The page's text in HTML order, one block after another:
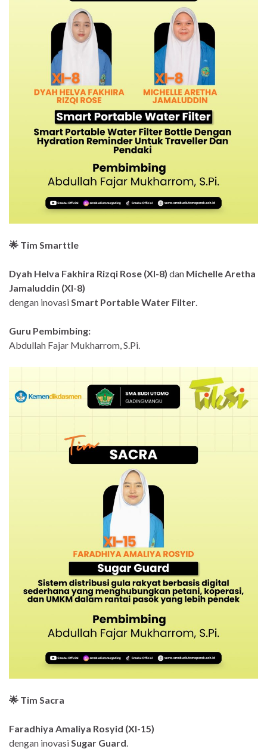
🌟 Tim Smarttle
Dyah Helva Fakhira Rizqi Rose (XI-8) dan Michelle Aretha
Jamaluddin (XI-8)
dengan inovasiSmart Portable Water Filter.
Guru Pembimbing:
Abdullah Fajar Mukharrom, S.Pi.
🌟 Tim Sacra
Faradhiya Amaliya Rosyid (XI-15)
dengan inovasiSugar Guard.